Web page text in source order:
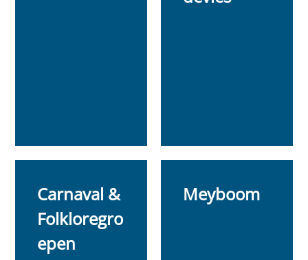
Carnaval &
Folkloregro
epen
Meyboom